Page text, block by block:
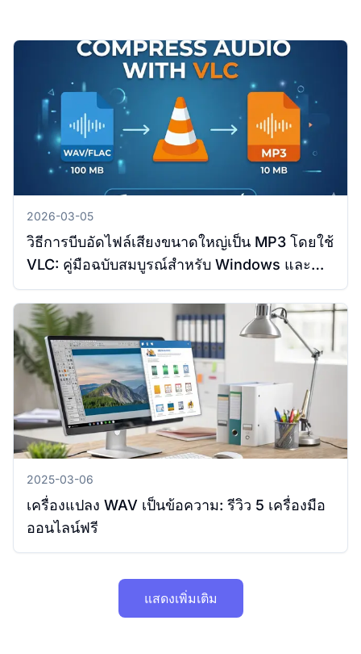
2026-03-05
วิธีการบีบอัดไฟล์เสียงขนาดใหญ่เป็น MP3 โดยใช้
VLC: คู่มือฉบับสมบูรณ์สำหรับ Windows และ
Mac
2025-03-06
เครื่องแปลง WAV เป็นข้อความ: รีวิว 5 เครื่องมือ
ออนไลน์ฟรี
แสดงเพิ่มเติม